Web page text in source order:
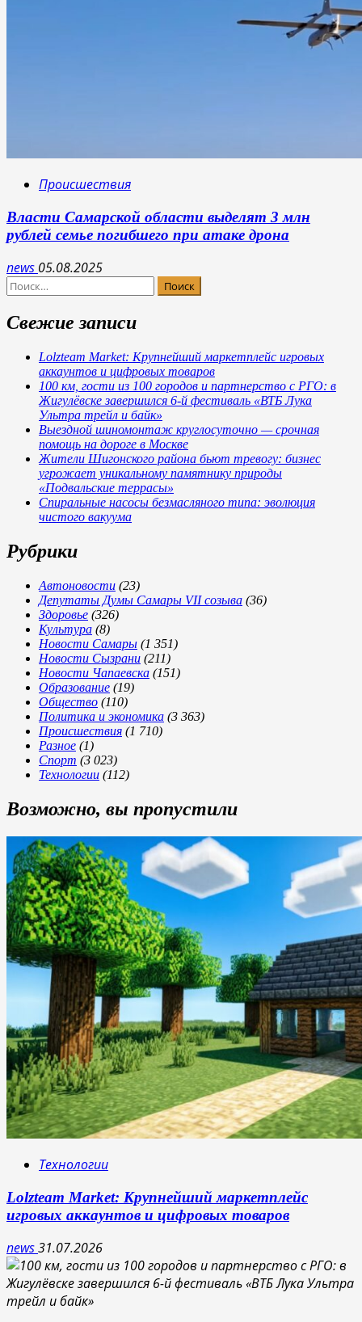
Происшествия
Власти Самарской области выделят 3 млн
рублей семье погибшего при атаке дрона
news 05.08.2025
Найти:
Свежие записи
Lolzteam Market: Крупнейший маркетплейс игровых
аккаунтов и цифровых товаров
100 км, гости из 100 городов и партнерство с РГО: в
Жигулёвске завершился 6-й фестиваль «ВТБ Лука
Ультра трейл и байк»
Выездной шиномонтаж круглосуточно — срочная
помощь на дороге в Москве
Жители Шигонского района бьют тревогу: бизнес
угрожает уникальному памятнику природы
«Подвальские террасы»
Спиральные насосы безмасляного типа: эволюция
чистого вакуума
Рубрики
Автоновости (23)
Депутаты Думы Самары VII созыва (36)
Здоровье (326)
Культура (8)
Новости Самары (1 351)
Новости Сызрани (211)
Новости Чапаевска (151)
Образование (19)
Общество (110)
Политика и экономика (3 363)
Происшествия (1 710)
Разное (1)
Спорт (3 023)
Технологии (112)
Возможно, вы пропустили
Технологии
Lolzteam Market: Крупнейший маркетплейс
игровых аккаунтов и цифровых товаров
news31.07.2026